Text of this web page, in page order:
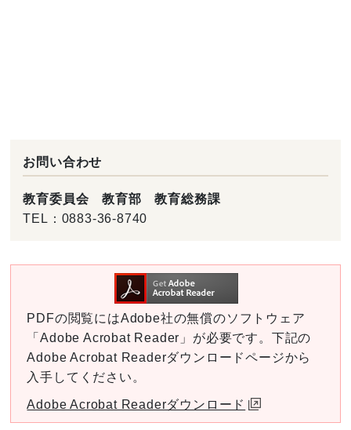
お問い合わせ
教育委員会 教育部 教育総務課
TEL： 0883-36-8740
PDFの閲覧にはAdobe社の無償のソフトウェア
「Adobe Acrobat Reader」が必要です。下記の
Adobe Acrobat Readerダウンロードページから
入手してください。
Adobe Acrobat Readerダウンロード